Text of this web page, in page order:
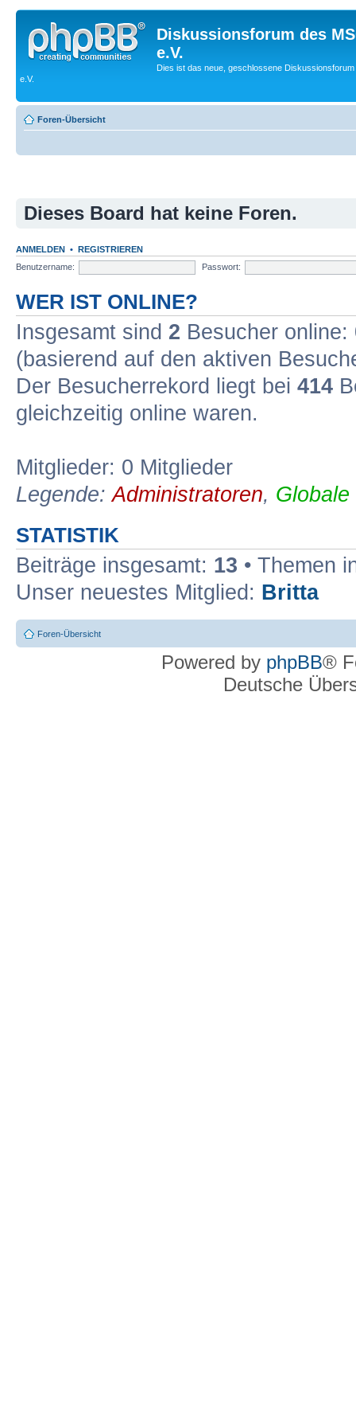
Diskussionsforum des
e.V.
Dies ist das neue, geschlossene
e.V.
Foren-Übersicht
Dieses Board hat keine Foren.
ANMELDEN • REGISTRIEREN
Benutzername:
Passwort:
WER IST ONLINE?
Insgesamt sind 2 Besucher
(basierend auf den aktiven
Der Besucherrekord liegt bei 414
gleichzeitig online waren.
Mitglieder: 0 Mitglieder
Legende:Administratoren,
STATISTIK
Beiträge insgesamt: 13 • Themen
Unser neuestes Mitglied: Britta
Foren-Übersicht
Powered by phpBB®
Deutsche